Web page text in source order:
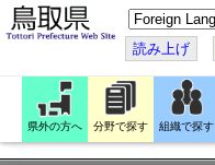
こ
の
ペ
ー
ジ
翻
訳
す
る
読み上げ
県外の方へ 分野で探す 組織で探す